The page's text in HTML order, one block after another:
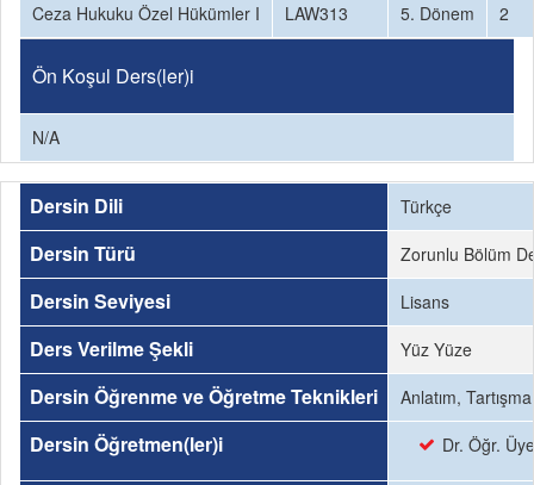
Ceza Hukuku Özel Hükümler I LAW313 5. Dönem 2
Ön Koşul Ders(ler)i
N/A
Dersin Dili Türkçe
Dersin Türü Zorunlu Bölüm
Dersin Seviyesi Lisans
Ders Verilme Şekli Yüz Yüze
Dersin Öğrenme ve Öğretme Teknikleri Anlatım,
Dersin Öğretmen(ler)i Dr. Öğr.